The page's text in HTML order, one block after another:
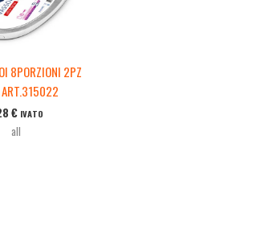
8PORZIONI 2PZ
€ IVATO
all